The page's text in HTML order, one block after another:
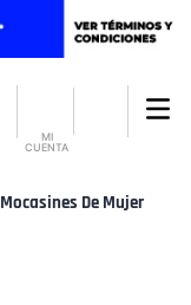
MI
CUENTA
Mocasines De Mujer